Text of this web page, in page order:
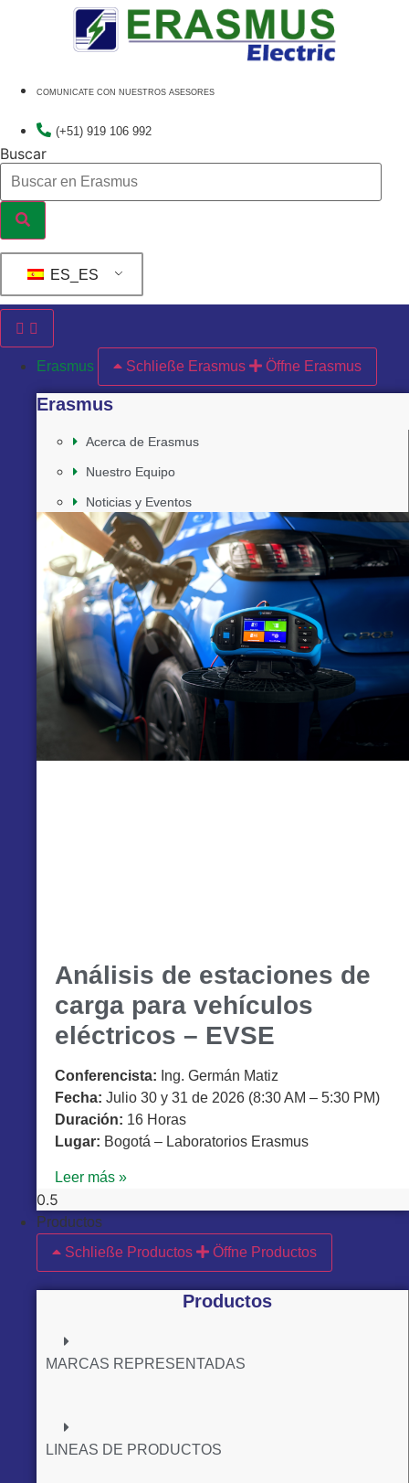
COMUNICATE CON NUESTROS ASESORES
(+51) 919 106 992
Buscar
ES_ES
Erasmus Schließe Erasmus Öffne Erasmus
Erasmus
Acerca de Erasmus
Nuestro Equipo
Noticias y Eventos
Análisis de estaciones de
carga para vehículos
eléctricos – EVSE
Conferencista: Ing. Germán Matiz
Fecha: Julio 30 y 31 de 2026 (8:30 AM – 5:30 PM)
Duración: 16 Horas
Lugar: Bogotá – Laboratorios Erasmus
Leer más »
Productos
Schließe Productos
Öffne Productos
Productos
MARCAS REPRESENTADAS
LINEAS DE PRODUCTOS